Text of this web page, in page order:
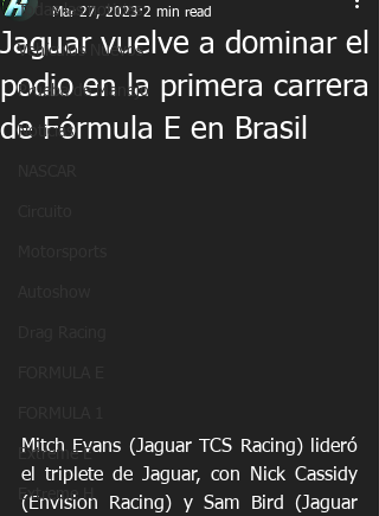
Todas las noticias
Vehículos Nuevos
Prueba de Manejo
Noticias
Extreme E
Extreme H
Jaguar vuelve a dominar el
podio en la primera carrera
de Fórmula E en Brasil
Mar 27, 2023 2 min read
Mitch Evans (Jaguar TCS Racing) lideró
el triplete de Jaguar, con Nick Cassidy
(Envision Racing) y Sam Bird (Jaguar